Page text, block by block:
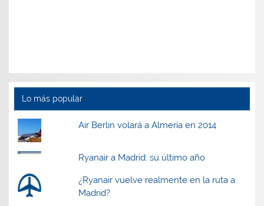
Lo más popular
Air Berlin volará a Almería en 2014
Ryanair a Madrid: su último año
¿Ryanair vuelve realmente en la ruta a
Madrid?